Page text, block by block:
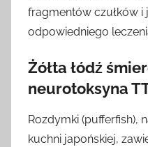
fragmentów czułków i
odpowiedniego
Żółta łódź
neurotoksyna
Rozdymki (pufferfish),
kuchni japońskiej,